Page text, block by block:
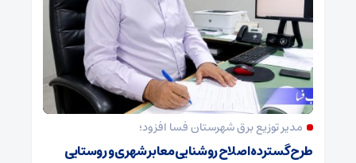
مدیر توزیع برق شهرستان فسا افزود؛
طرح گسترده اصلاح روشنایی معابر شهری و روستایی